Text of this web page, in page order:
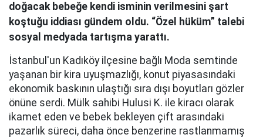
doğacak bebeğe kendi isminin verilmesini şart
koştuğu iddiası gündem oldu. “Özel hüküm” talebi
sosyal medyada tartışma yarattı.
İstanbul'un Kadıköy ilçesine bağlı Moda semtinde
yaşanan bir kira uyuşmazlığı, konut piyasasındaki
ekonomik baskının ulaştığı sıra dışı boyutları gözler
önüne serdi. Mülk sahibi Hulusi K. ile kiracı olarak
ikamet eden ve bebek bekleyen çift arasındaki
pazarlık süreci, daha önce benzerine rastlanmamış